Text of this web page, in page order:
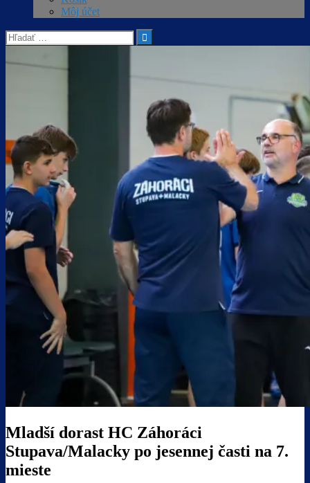
Môj účet
Hľadať:
Mladší dorast HC Záhoráci
Stupava/Malacky po jesennej časti na 7.
mieste